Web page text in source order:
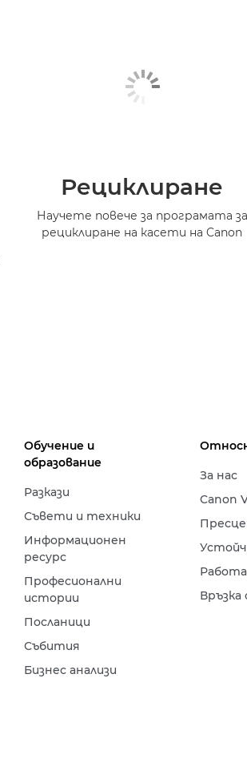
Рециклиране
Научете повече за програмата за
рециклиране на касети на Canon
Обучение и
образование
Разкази
Съвети и техники
Информационен
ресурс
Професионални
истории
Посланици
Събития
Бизнес анализи
За нас
Canon
Работа
Връзка